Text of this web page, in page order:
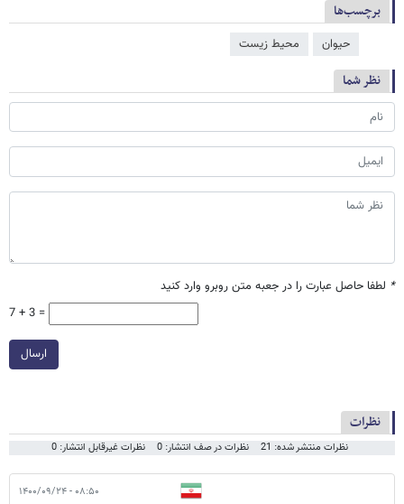
برچسب‌ها
حیوان محیط زیست
نظر شما
* لطفا حاصل عبارت را در جعبه متن روبرو وارد کنید
7 + 3 =
ارسال
نظرات
نظرات منتشر شده: 21 نظرات در صف انتشار: 0 نظرات غیرقابل انتشار: 0
۰۸:۵۰ - ۱۴۰۰/۰۹/۲۴